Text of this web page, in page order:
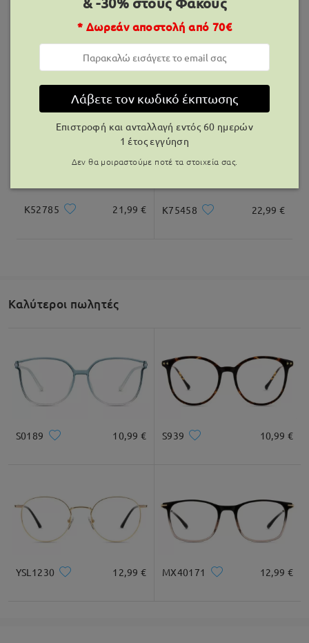
Παραδόθηκε
K52785 21,99 € K75458 22,99 €
Καλύτεροι πωλητές
S0189 10,99 € S939 10,99 €
YSL1230 12,99 € MX40171 12,99 €
* Δωρεάν αποστολή από 70€
Λάβετε τον κωδικό έκπτωσης
Επιστροφή και ανταλλαγή εντός 60 ημερών
1 έτος εγγύηση
Δεν θα μοιραστούμε ποτέ τα στοιχεία σας.